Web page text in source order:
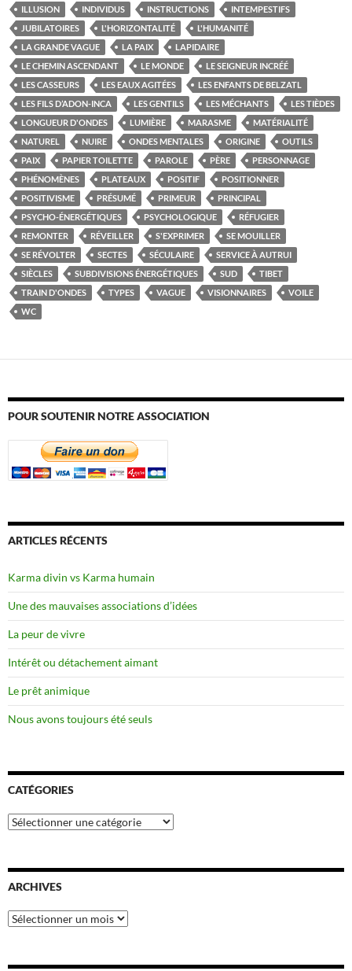
ILLUSION INDIVIDUS INSTRUCTIONS
INTEMPESTIFS
JUBILATOIRES
L'HORIZONTALITÉ
L'HUMANITÉ
LA GRANDE VAGUE
LA PAIX
LAPIDAIRE
LE CHEMIN ASCENDANT
LE MONDE
LE SEIGNEUR INCRÉÉ
LES CASSEURS
LES EAUX AGITÉES
LES ENFANTS DE BELZATL
LES FILS D’ADON-INCA
LES GENTILS LES MÉCHANTS
LES TIÈDES
LONGUEUR D'ONDES
LUMIÈRE MARASME
MATÉRIALITÉ
NATUREL
NUIRE ONDES MENTALES ORIGINE
OUTILS
PAIX
PAPIER TOILETTE PAROLE PÈRE
PERSONNAGE
PHÉNOMÈNES
PLATEAUX POSITIF
POSITIONNER
POSITIVISME
PRÉSUMÉ PRIMEUR
PRINCIPAL
PSYCHO-ÉNERGÉTIQUES
PSYCHOLOGIQUE
RÉFUGIER
REMONTER
RÉVEILLER S'EXPRIMER
SE MOUILLER
SE RÉVOLTER
SECTES SÉCULAIRE
SERVICE À AUTRUI
SIÈCLES
SUBDIVISIONS ÉNERGÉTIQUES SUD
TIBET
TRAIN D'ONDES
TYPES VAGUE VISIONNAIRES
VOILE
WC
POUR SOUTENIR NOTRE ASSOCIATION
ARTICLES RÉCENTS
Karma divin vs Karma humain
Une des mauvaises associations d’idées
La peur de vivre
Intérêt ou détachement aimant
Le prêt animique
Nous avons toujours été seuls
CATÉGORIES
Catégories
ARCHIVES
Archives